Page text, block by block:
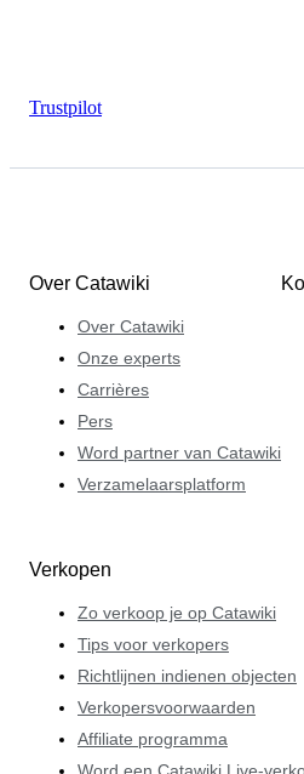
Trustpilot
Over Catawiki
Over Catawiki
Onze experts
Carrières
Pers
Word partner van Catawiki
Verzamelaarsplatform
Verkopen
Zo verkoop je op Catawiki
Tips voor verkopers
Richtlijnen indienen objecten
Verkopersvoorwaarden
Affiliate programma
Word een Catawiki Live-